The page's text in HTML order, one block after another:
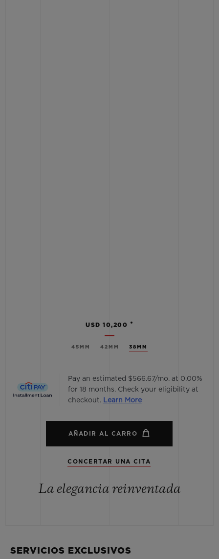
45MM 42MM 38MM
USD 10,200 •
Pay an estimated $566.67/mo. at 0.00%
for 18 months. Check your eligibility at
checkout. Learn More
AÑADIR AL CARRO
CONCERTAR UNA CITA
La elegancia reinventada
SERVICIOS EXCLUSIVOS